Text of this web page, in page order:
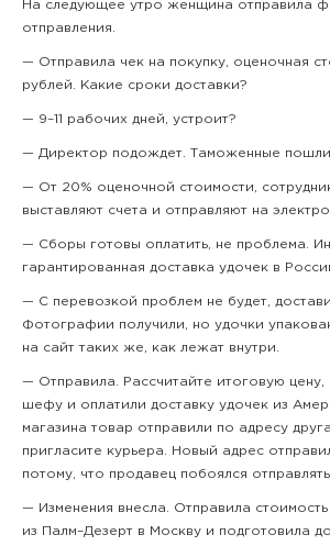
На следующее утро женщина отправила
отправления.
— Отправила чек на покупку, оценочная
рублей. Какие сроки доставки?
— 9–11 рабочих дней, устроит?
— Директор подождет. Таможенные
— От 20% оценочной стоимости,
выставляют счета и отправляют на
— Сборы готовы оплатить, не проблема.
гарантированная доставка удочек в
— С перевозкой проблем не будет,
Фотографии получили, но удочки
на сайт таких же, как лежат внутри.
— Отправила. Рассчитайте итоговую цену,
шефу и оплатили доставку удочек из
магазина товар отправили по адресу
пригласите курьера. Новый адрес
потому, что продавец побоялся
— Изменения внесла. Отправила
из Палм–Дезерт в Москву и подготовила